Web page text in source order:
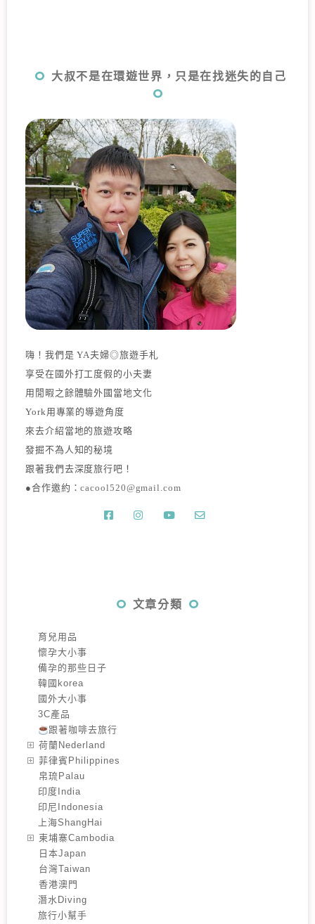
大叔不是在環遊世界，只是在找迷失的自己
嗨！我們是 YA夫婦◎旅遊手札
享受在國外打工度假的小夫妻
用閒暇之餘體驗外國當地文化
York用專業的導遊角度
來去介紹當地的旅遊攻略
發掘不為人知的秘境
跟著我們去深度旅行吧！
●合作邀約：cacool520@gmail.com
文章分類
育兒用品
懷孕大小事
備孕的那些日子
韓國korea
國外大小事
3C產品
跟著咖啡去旅行
️荷蘭Nederland
️菲律賓Philippines
️帛琉Palau
印度India
印尼Indonesia
上海ShangHai
️柬埔寨Cambodia
️日本Japan
️台灣Taiwan
️香港澳門
潛水Diving
旅行小幫手